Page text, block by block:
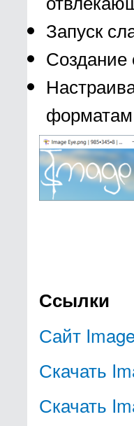
Запуск
Создание
Ссылки
Сайт
Скачать
Скачать